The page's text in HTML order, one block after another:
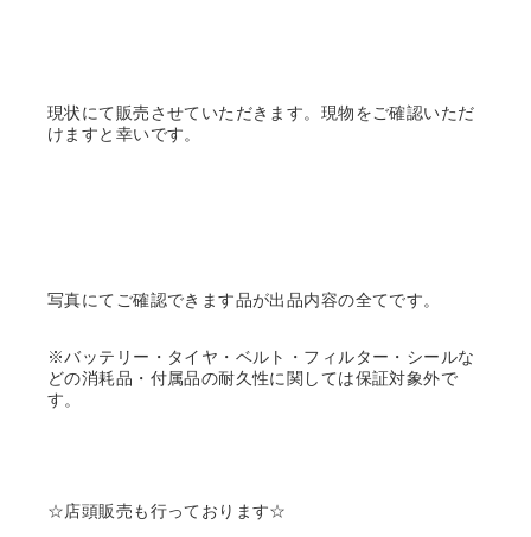
現状にて販売させていただきます。現物をご確認いただ
けますと幸いです。
写真にてご確認できます品が出品内容の全てです。
※バッテリー・タイヤ・ベルト・フィルター・シールな
どの消耗品・付属品の耐久性に関しては保証対象外で
す。
☆店頭販売も行っております☆